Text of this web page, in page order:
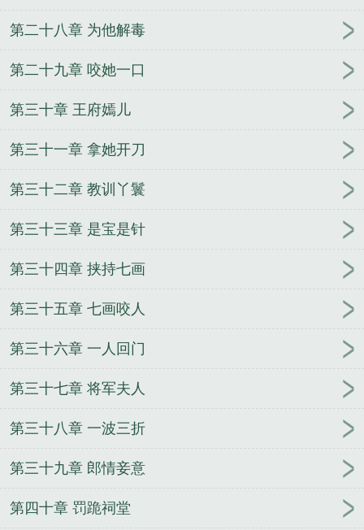
第二十八章 为他解毒
第二十九章 咬她一口
第三十章 王府嫣儿
第三十一章 拿她开刀
第三十二章 教训丫鬟
第三十三章 是宝是针
第三十四章 挟持七画
第三十五章 七画咬人
第三十六章 一人回门
第三十七章 将军夫人
第三十八章 一波三折
第三十九章 郎情妾意
第四十章 罚跪祠堂